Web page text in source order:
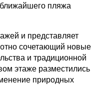
пляжа
и представляет
сочетающий новые
и традиционной
этаже разместились
природных